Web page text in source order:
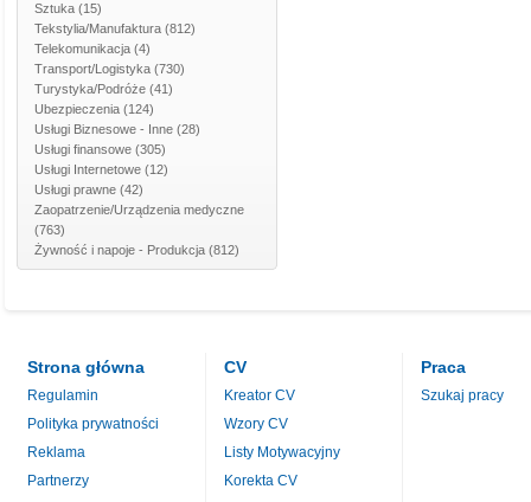
Sztuka (15)
Tekstylia/Manufaktura (812)
Telekomunikacja (4)
Transport/Logistyka (730)
Turystyka/Podróże (41)
Ubezpieczenia (124)
Usługi Biznesowe - Inne (28)
Usługi finansowe (305)
Usługi Internetowe (12)
Usługi prawne (42)
Zaopatrzenie/Urządzenia medyczne
(763)
Żywność i napoje - Produkcja (812)
Strona główna
Regulamin
Polityka prywatności
Reklama
Partnerzy
CV
Kreator CV
Wzory CV
Listy Motywacyjny
Korekta CV
Praca
Szukaj pracy